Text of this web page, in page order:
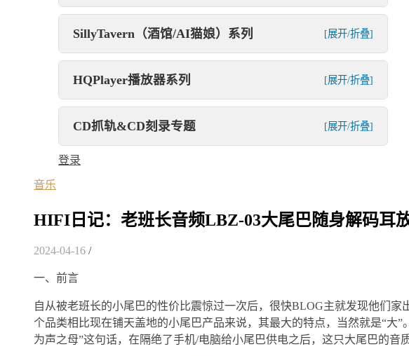
SillyTavern（酒馆/AI猫娘）系列 [展开/折叠]
HQPlayer播放器系列 [展开/折叠]
CD抓轨&CD刻录专题 [展开/折叠]
登录
音乐
HIFI日记：老班长音频LBZ-03大尾巴随身解码耳
2024-04-16 /
一、前言
自从被老班长的小尾巴的性价比震惊过一次后，很快BLOG主就发现他们
个品类相比现在铺天盖地的小尾巴产品来说，其最大的特点，当然就是“大
为声之母”这句话，在隔绝了手机/电脑给小尾巴供电之后，这只大尾巴的